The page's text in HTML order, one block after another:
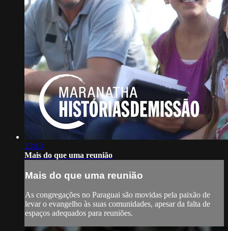
23:13
Mais do que uma reunião
Mais do que uma reunião
As congregações no Paraguai são movidas pela paixão de
levar o evangelho às suas comunidades, apesar da falta de
espaços adequados para reuniões.